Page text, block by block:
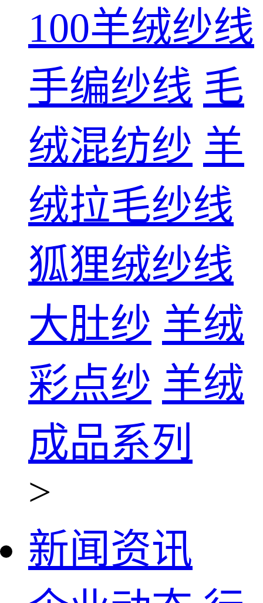
100羊绒纱线
手编纱线 毛
绒混纺纱 羊
绒拉毛纱线
狐狸绒纱线
大肚纱 羊绒
彩点纱 羊绒
成品系列
>
新闻资讯